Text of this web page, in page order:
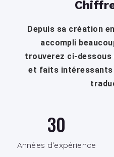
Depuis sa création
accompli
trouverez ci-
et faits
30
Années d'expérience